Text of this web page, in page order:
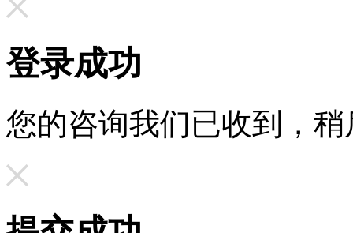
登录成功
您的咨询我们已收到，